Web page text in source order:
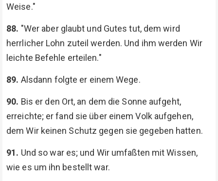
Weise."
88. "Wer aber glaubt und Gutes tut, dem wird
herrlicher Lohn zuteil werden. Und ihm werden Wir
leichte Befehle erteilen."
89. Alsdann folgte er einem Wege.
90. Bis er den Ort, an dem die Sonne aufgeht,
erreichte; er fand sie über einem Volk aufgehen,
dem Wir keinen Schutz gegen sie gegeben hatten.
91. Und so war es; und Wir umfaßten mit Wissen,
wie es um ihn bestellt war.